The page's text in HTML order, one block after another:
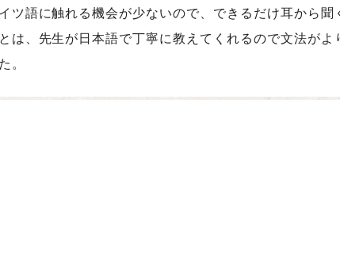
ツ語に触れる機会が少ないので、できるだけ耳から
は、先生が日本語で丁寧に教えてくれるので文法が
。